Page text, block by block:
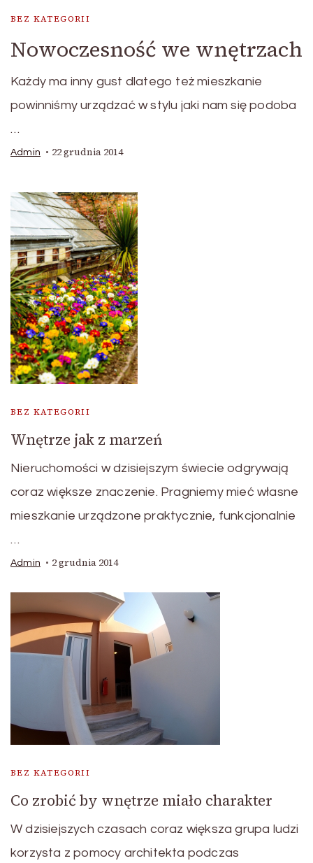
BEZ KATEGORII
Nowoczesność we wnętrzach
Każdy ma inny gust dlatego też mieszkanie
powinniśmy urządzać w stylu jaki nam się podoba
…
Admin 22 grudnia 2014
BEZ KATEGORII
Wnętrze jak z marzeń
Nieruchomości w dzisiejszym świecie odgrywają
coraz większe znaczenie. Pragniemy mieć własne
mieszkanie urządzone praktycznie, funkcjonalnie
…
Admin 2 grudnia 2014
BEZ KATEGORII
Co zrobić by wnętrze miało charakter
W dzisiejszych czasach coraz większa grupa ludzi
korzysta z pomocy architekta podczas